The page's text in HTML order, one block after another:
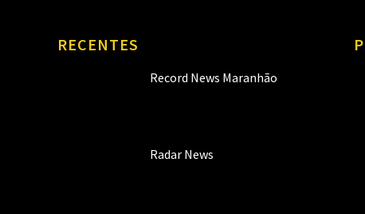
RECENTES
Record News Maranhão
Radar News